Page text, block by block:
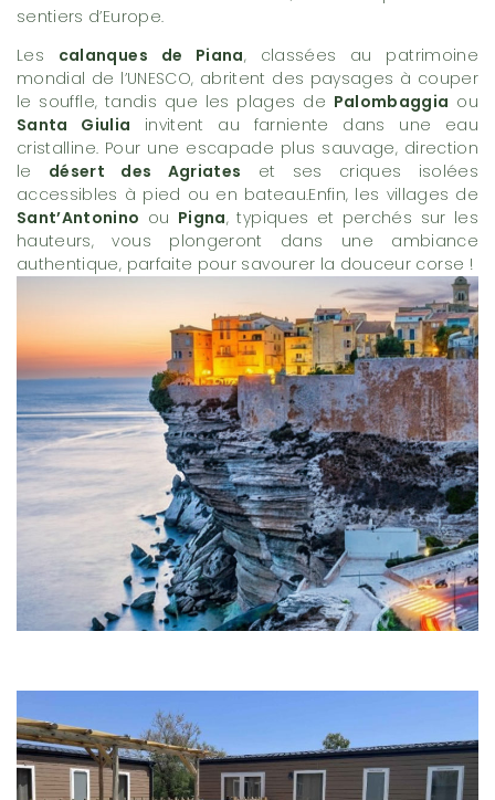
sentiers d’Europe.
Les calanques de Piana, classées au patrimoine
mondial de l’UNESCO, abritent des paysages à couper
le souffle, tandis que les plages de Palombaggia ou
Santa Giulia invitent au farniente dans une eau
cristalline. Pour une escapade plus sauvage, direction
le désert des Agriates et ses criques isolées
accessibles à pied ou en bateau.Enfin, les villages de
Sant’Antonino ou Pigna, typiques et perchés sur les
hauteurs, vous plongeront dans une ambiance
authentique, parfaite pour savourer la douceur corse !